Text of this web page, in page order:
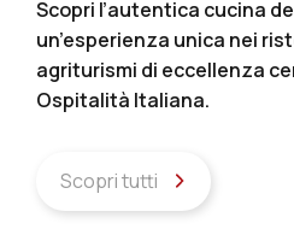
Scopri l’autentica cucina
un’esperienza unica nei
agriturismi di eccellenza
Ospitalità Italiana.
Scopri tutti